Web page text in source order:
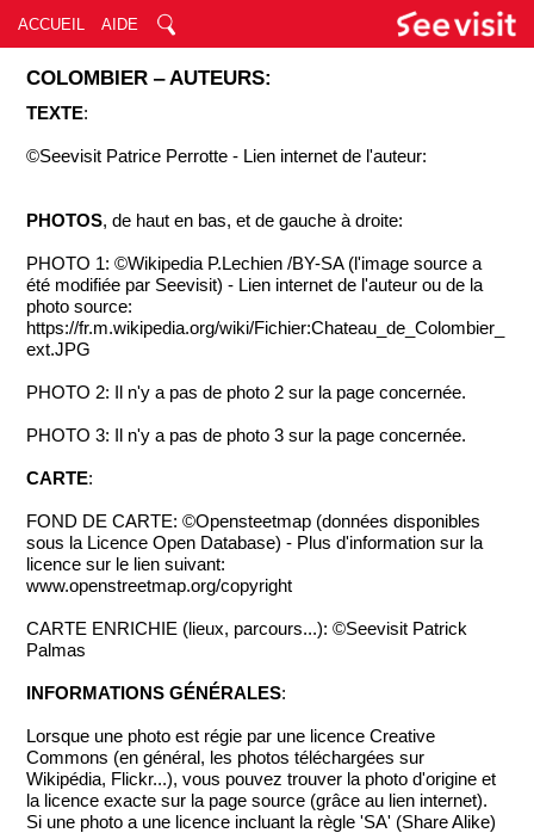
ACCUEIL AIDE
COLOMBIER ‒ AUTEURS:
TEXTE:
©Seevisit Patrice Perrotte - Lien internet de l'auteur:
PHOTOS, de haut en bas, et de gauche à droite:
PHOTO 1: ©Wikipedia P.Lechien /BY-SA (l'image source a
été modifiée par Seevisit) - Lien internet de l'auteur ou de la
photo source:
https://fr.m.wikipedia.org/wiki/Fichier:Chateau_de_Colombier_
ext.JPG
PHOTO 2: Il n'y a pas de photo 2 sur la page concernée.
PHOTO 3: Il n'y a pas de photo 3 sur la page concernée.
CARTE:
FOND DE CARTE: ©Opensteetmap (données disponibles
sous la Licence Open Database) - Plus d'information sur la
licence sur le lien suivant:
www.openstreetmap.org/copyright
CARTE ENRICHIE (lieux, parcours...): ©Seevisit Patrick
Palmas
INFORMATIONS GÉNÉRALES:
Lorsque une photo est régie par une licence Creative
Commons (en général, les photos téléchargées sur
Wikipédia, Flickr...), vous pouvez trouver la photo d'origine et
la licence exacte sur la page source (grâce au lien internet).
Si une photo a une licence incluant la règle 'SA' (Share Alike)